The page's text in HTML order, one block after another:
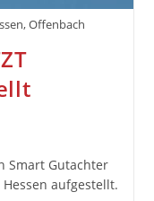
Offenbach
Smart Gutachter
aufgestellt.